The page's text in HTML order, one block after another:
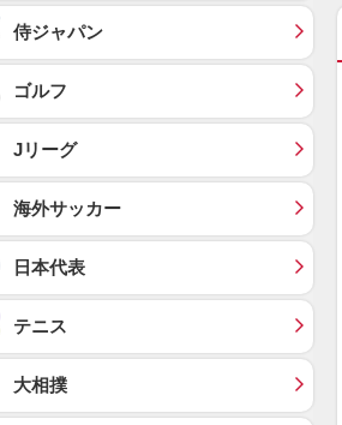
侍ジャパン
ゴルフ
Jリーグ
海外サッカー
日本代表
テニス
大相撲